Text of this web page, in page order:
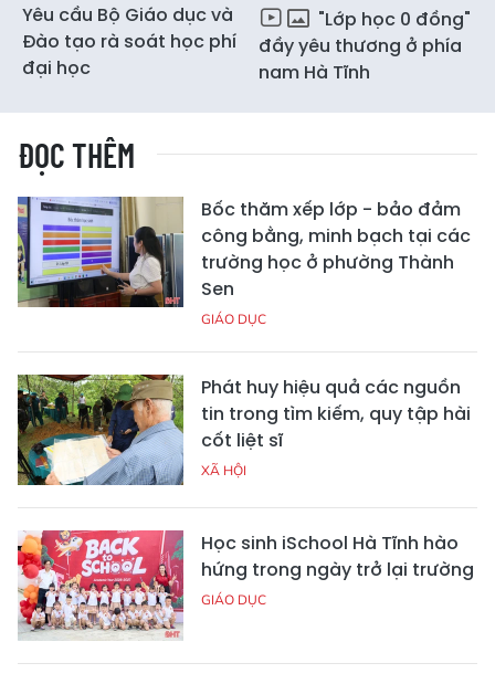
Yêu cầu Bộ Giáo dục và
Đào tạo rà soát học phí
đại học
"Lớp học 0 đồng"
đầy yêu thương ở phía
nam Hà Tĩnh
ĐỌC THÊM
Bốc thăm xếp lớp - bảo đảm
công bằng, minh bạch tại các
trường học ở phường Thành
Sen
GIÁO DỤC
Phát huy hiệu quả các nguồn
tin trong tìm kiếm, quy tập hài
cốt liệt sĩ
XÃ HỘI
Học sinh iSchool Hà Tĩnh hào
hứng trong ngày trở lại trường
GIÁO DỤC